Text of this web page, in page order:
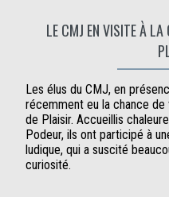
LE CMJ EN VISITE À LA
Les élus du CMJ, en
récemment eu la chance
de Plaisir. Accueillis
Podeur, ils ont participé à
ludique, qui a suscité
curiosité.